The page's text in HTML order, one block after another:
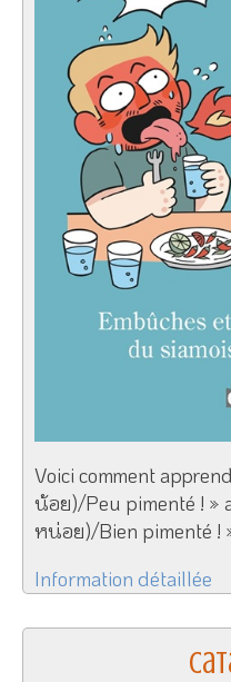
Voici comment
น้อย)/Peu pimenté ! »
หน่อย)/Bien pimenté !
Information détaillée